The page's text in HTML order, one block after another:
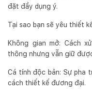
đặt đầy dụng ý.
Tại sao bạn sẽ yêu thiết
Không gian mở: Cách
thông nhưng vẫn giữ
Cá tính độc bản: Sự pha
cách thiết kế đương đại.